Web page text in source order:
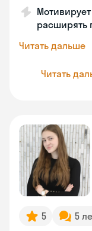
расширять
Читать дальше
Читать
5 5